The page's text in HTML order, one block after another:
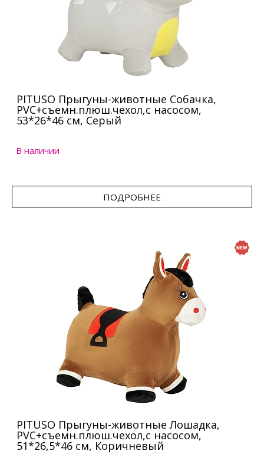
PITUSO Прыгуны-животные Собачка,
PVC+съемн.плюш.чехол,с насосом,
53*26*46 см, Серый
В наличии
ПОДРОБНЕЕ
PITUSO Прыгуны-животные Лошадка,
PVC+съемн.плюш.чехол,с насосом,
51*26,5*46 см, Коричневый